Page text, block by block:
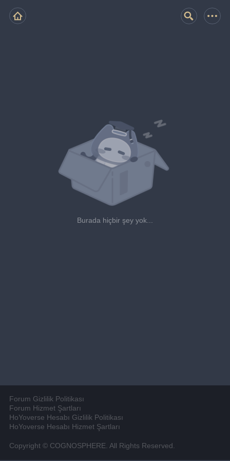
Burada hiçbir şey yok...
Forum Gizlilik Politikası
Forum Hizmet Şartları
HoYoverse Hesabı Gizlilik Politikası
HoYoverse Hesabı Hizmet Şartları
Copyright © COGNOSPHERE. All Rights Reserved.